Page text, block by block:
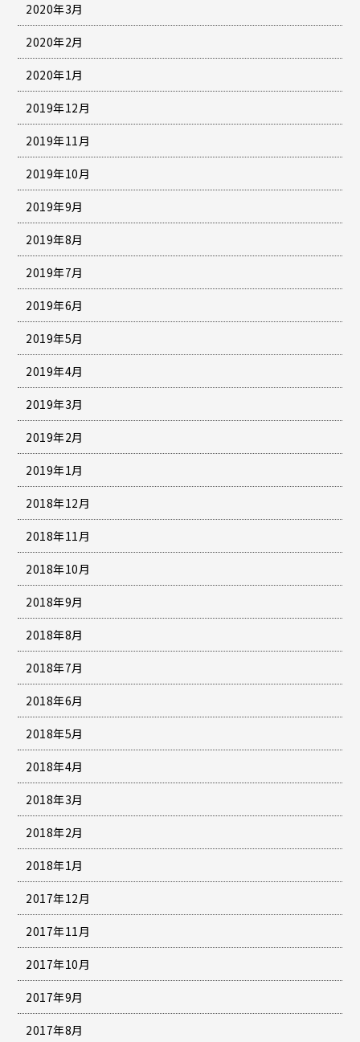
2020年3月
2020年2月
2020年1月
2019年12月
2019年11月
2019年10月
2019年9月
2019年8月
2019年7月
2019年6月
2019年5月
2019年4月
2019年3月
2019年2月
2019年1月
2018年12月
2018年11月
2018年10月
2018年9月
2018年8月
2018年7月
2018年6月
2018年5月
2018年4月
2018年3月
2018年2月
2018年1月
2017年12月
2017年11月
2017年10月
2017年9月
2017年8月